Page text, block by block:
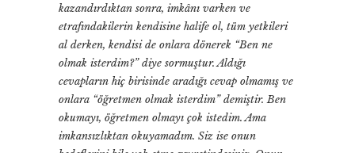
kazandırdıktan sonra, imkânı varken ve
etrafındakilerin kendisine halife ol, tüm yetkileri
al derken, kendisi de onlara dönerek “Ben ne
olmak isterdim?” diye sormuştur. Aldığı
cevapların hiç birisinde aradığı cevap olmamış ve
onlara “öğretmen olmak isterdim” demiştir. Ben
okumayı, öğretmen olmayı çok istedim. Ama
imkansızlıktan okuyamadım. Siz ise onun